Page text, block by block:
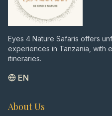
Eyes 4 Nature Safaris offers
experiences in Tanzania, with
itineraries.
EN
About Us